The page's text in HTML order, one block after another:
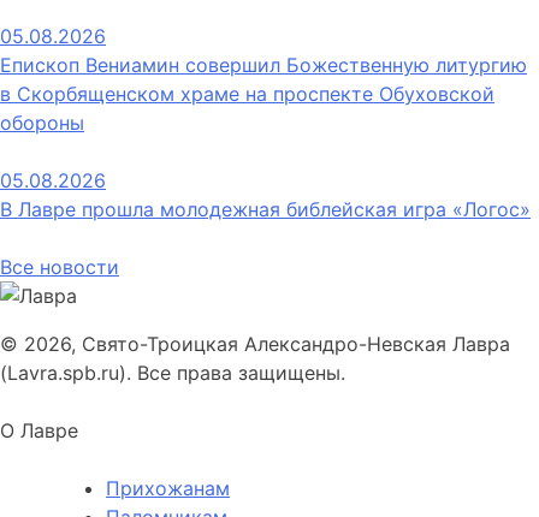
05.08.2026
Епископ Вениамин совершил Божественную литургию
в Скорбященском храме на проспекте Обуховской
обороны
05.08.2026
В Лавре прошла молодежная библейская игра «Логос»
Все новости
© 2026, Свято-Троицкая Александро-Невская Лавра
(Lavra.spb.ru). Все права защищены.
О Лавре
Прихожанам